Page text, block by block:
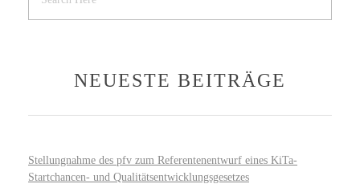
NEUESTE BEITRÄGE
Stellungnahme des pfv zum Referentenentwurf eines KiTa-
Startchancen- und Qualitätsentwicklungsgesetzes